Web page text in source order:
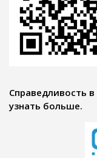
Справедливость
узнать больше.